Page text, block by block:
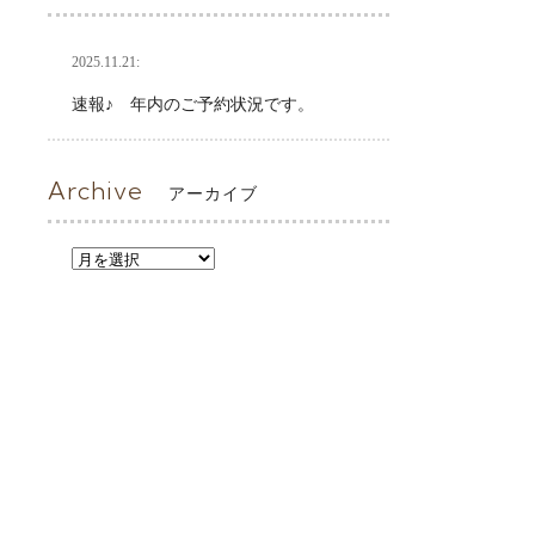
2025.11.21:
速報♪ 年内のご予約状況です。
Archive アーカイブ